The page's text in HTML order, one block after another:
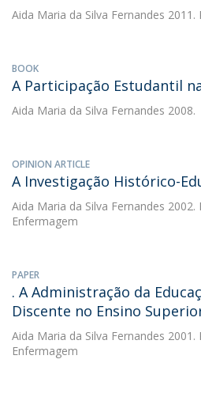
Aida Maria da Silva Fernandes 2011.
BOOK
A Participação Estudantil
Aida Maria da Silva Fernandes 2008.
OPINION ARTICLE
A Investigação Histórico-
Aida Maria da Silva Fernandes 2002.
Enfermagem
PAPER
. A Administração da
Discente no Ensino
Aida Maria da Silva Fernandes 2001.
Enfermagem